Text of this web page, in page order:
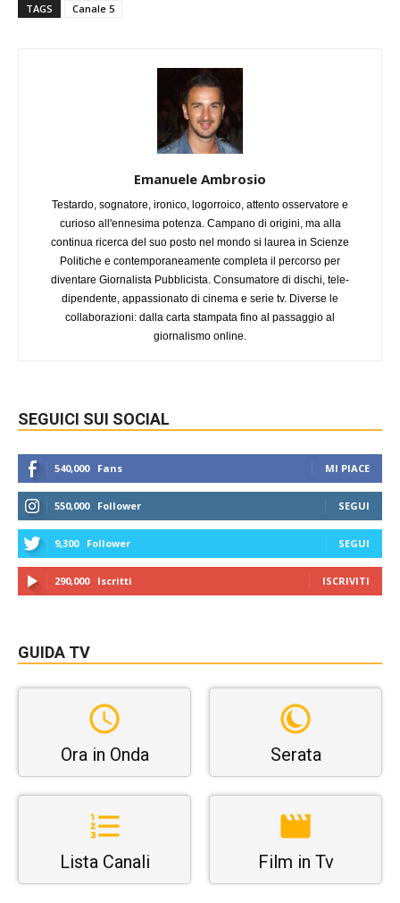
TAGS Canale 5
Emanuele Ambrosio
Testardo, sognatore, ironico, logorroico, attento osservatore e
curioso all'ennesima potenza. Campano di origini, ma alla
continua ricerca del suo posto nel mondo si laurea in Scienze
Politiche e contemporaneamente completa il percorso per
diventare Giornalista Pubblicista. Consumatore di dischi, tele-
dipendente, appassionato di cinema e serie tv. Diverse le
collaborazioni: dalla carta stampata fino al passaggio al
giornalismo online.
SEGUICI SUI SOCIAL
540,000 Fans MI PIACE
550,000 Follower SEGUI
9,300 Follower SEGUI
290,000 Iscritti ISCRIVITI
GUIDA TV
Ora in Onda Serata
Lista Canali Film in Tv